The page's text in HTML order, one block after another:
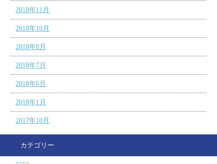
2018年11月
2018年10月
2018年8月
2018年7月
2018年6月
2018年1月
2017年10月
カテゴリー